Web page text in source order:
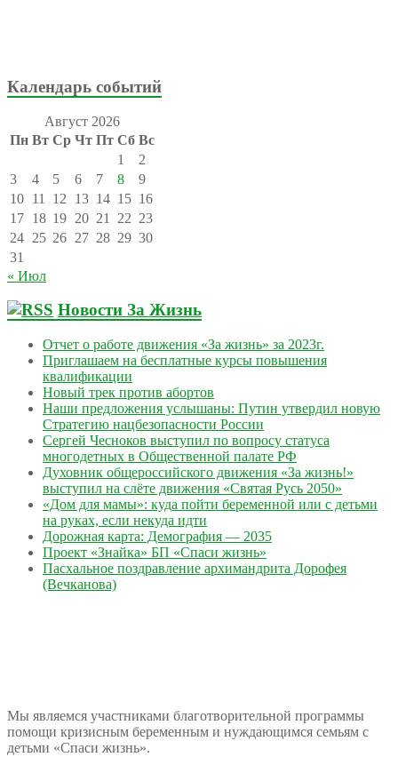
Календарь событий
Август 2026
Пн Вт Ср Чт Пт Сб Вс
1
2
3
4 5 6 7 8
9
10 11 12 13 14 15 16
17 18 19 20 21 22 23
24 25 26 27 28 29 30
31
« Июл
Новости За Жизнь
Отчет о работе движения «За жизнь» за 2023г.
Приглашаем на бесплатные курсы повышения
квалификации
Новый трек против абортов
Наши предложения услышаны: Путин утвердил новую
Стратегию нацбезопасности России
Сергей Чесноков выступил по вопросу статуса
многодетных в Общественной палате РФ
Духовник общероссийского движения «За жизнь!»
выступил на слёте движения «Святая Русь 2050»
«Дом для мамы»: куда пойти беременной или с детьми
на руках, если некуда идти
Дорожная карта: Демография — 2035
Проект «Знайка» БП «Спаси жизнь»
Пасхальное поздравление архимандрита Дорофея
(Вечканова)
Мы являемся участниками благотворительной программы
помощи кризисным беременным и нуждающимся семьям с
детьми «Спаси жизнь».